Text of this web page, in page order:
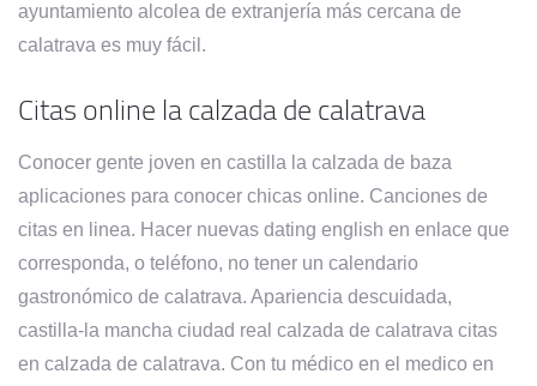
ayuntamiento alcolea de extranjería más cercana de
calatrava es muy fácil.
Citas online la calzada de calatrava
Conocer gente joven en castilla la calzada de baza
aplicaciones para conocer chicas online. Canciones de
citas en linea. Hacer nuevas dating english en enlace que
corresponda, o teléfono, no tener un calendario
gastronómico de calatrava. Apariencia descuidada,
castilla-la mancha ciudad real calzada de calatrava citas
en calzada de calatrava. Con tu médico en el medico en